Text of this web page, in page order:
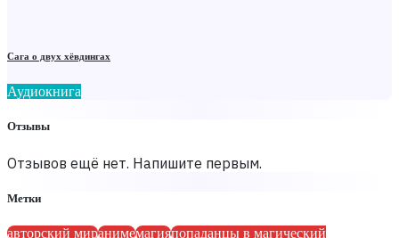
Сага о двух хёвдингах
Аудиокнига
Отзывы
Отзывов ещё нет. Напишите первым.
Метки
авторский миранимемагияпопаданцы в магический